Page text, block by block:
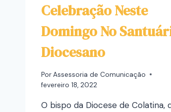
Celebração Neste
Domingo No
Diocesano
PorAssessoria de Comunicação
fevereiro 18, 2022
O bispo da Diocese de Colatina,